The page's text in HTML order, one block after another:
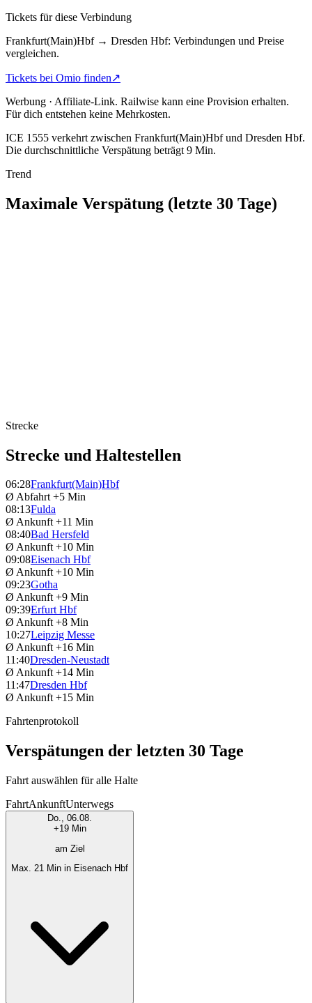
Tickets für diese Verbindung
Frankfurt(Main)Hbf → Dresden Hbf: Verbindungen und Preise
vergleichen.
Tickets bei Omio finden↗
Werbung · Affiliate-Link. Railwise kann eine Provision erhalten.
Für dich entstehen keine Mehrkosten.
ICE 1555 verkehrt zwischen Frankfurt(Main)Hbf und Dresden Hbf.
Die durchschnittliche Verspätung beträgt 9 Min.
Trend
Maximale Verspätung (letzte 30 Tage)
Strecke
Strecke und Haltestellen
06:28Frankfurt(Main)Hbf
Ø Abfahrt +5 Min
08:13Fulda
Ø Ankunft +11 Min
08:40Bad Hersfeld
Ø Ankunft +10 Min
09:08Eisenach Hbf
Ø Ankunft +10 Min
09:23Gotha
Ø Ankunft +9 Min
09:39Erfurt Hbf
Ø Ankunft +8 Min
10:27Leipzig Messe
Ø Ankunft +16 Min
11:40Dresden-Neustadt
Ø Ankunft +14 Min
11:47Dresden Hbf
Ø Ankunft +15 Min
Fahrtenprotokoll
Verspätungen der letzten 30 Tage
Fahrt auswählen für alle Halte
FahrtAnkunftUnterwegs
Do., 06.08.
+19 Min
am Ziel
Max. 21 Min in Eisenach Hbf